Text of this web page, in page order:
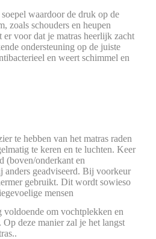
waardoor de druk op de
zoals schouders en heupen
voor dat je matras heerlijk zacht
ondersteuning op de juiste
en weert schimmel en
te hebben van het matras raden
te keren en te luchten. Keer
(boven/onderkant en
anders geadviseerd. Bij voorkeur
gebruikt. Dit wordt sowieso
mensen
voldoende om vochtplekken en
deze manier zal je het langst